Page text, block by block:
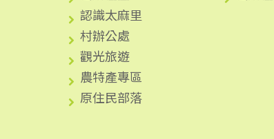
認識太麻里
村辦公處
觀光旅遊
農特產專區
原住民部落